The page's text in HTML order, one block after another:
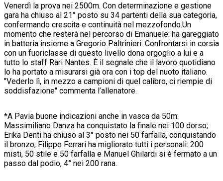
Venerdì la prova nei 2500m. Con determinazione e gestione
gara ha chiuso al 21° posto su 34 partenti della sua categoria,
confermando crescita e continuità nel mezzofondo.Un
momento che resterà nel percorso di Emanuele: ha gareggiato
in batteria insieme a Gregorio Paltrinieri. Confrontarsi in corsia
con un fuoriclasse di questo livello dona orgoglio a lui e a
tutto lo staff Rari Nantes. È il segnale che il lavoro quotidiano
lo ha portato a misurarsi già ora con i top del nuoto italiano.
"Vederlo lì, in mezzo a campioni di quel calibro, ci riempie di
soddisfazione" commenta l’allenatore.
*A Pavia buone indicazioni anche in vasca da 50m:
Massimiliano Danza ha conquistato la finale nei 100 dorso;
Erika Denti ha chiuso al 3° posto nei 50 farfalla, conquistando
il bronzo; Filippo Ferrari ha migliorato tutti i personali: 200
misti, 50 stile e 50 farfalla e Manuel Ghilardi si è fermato a un
passo dal podio, 4° nei 200 rana.